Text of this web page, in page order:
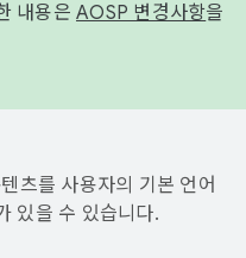
내용은 AOSP 변경사항을
츠를 사용자의 기본 언어
있을 수 있습니다.